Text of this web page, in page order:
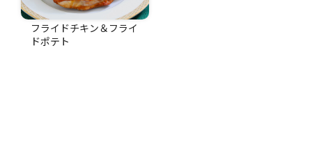
フライドチキン＆フライ
ドポテト